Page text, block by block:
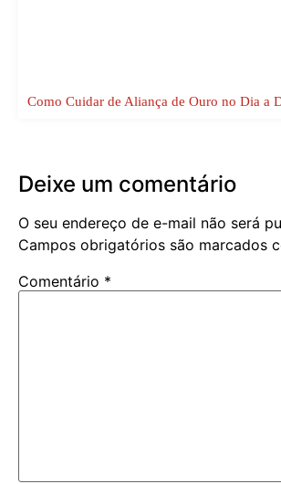
Como Cuidar de Aliança de Ouro no Dia a
Deixe um comentário
O seu endereço de e-mail não será
Campos obrigatórios são marcados
Comentário *